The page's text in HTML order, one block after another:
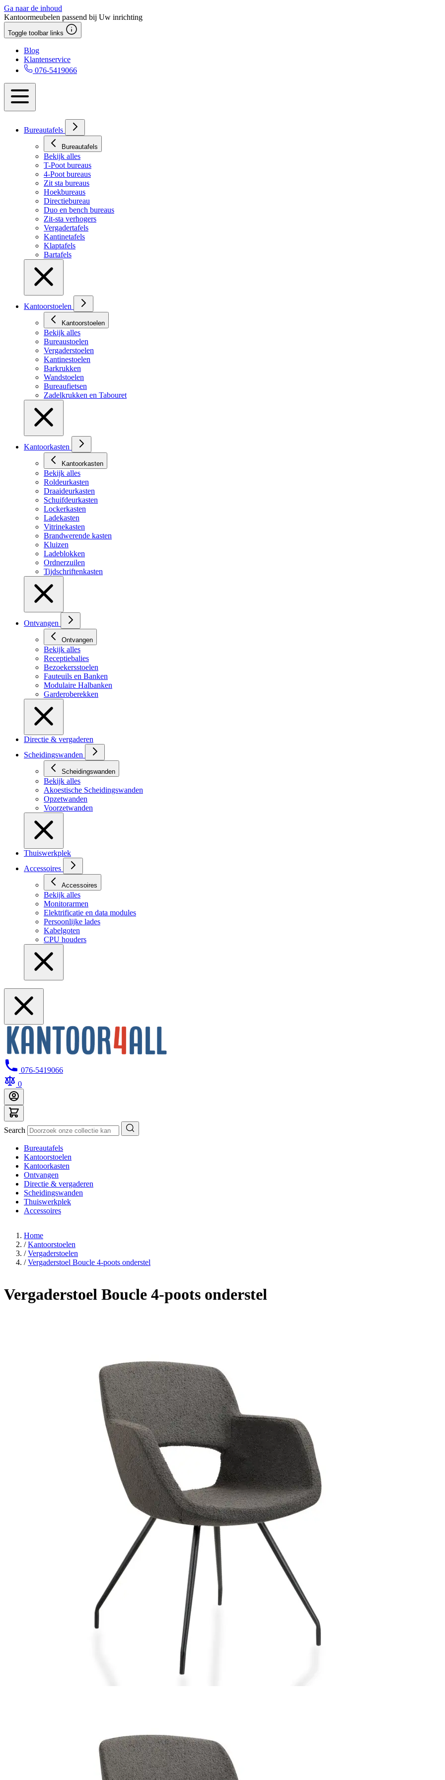
Ga naar de inhoud
Kantoormeubelen passend bij Uw inrichting
Toggle toolbar links
Blog
Klantenservice
076-5419066
Bureautafels
Bureautafels
Bekijk alles
T-Poot bureaus
4-Poot bureaus
Zit sta bureaus
Hoekbureaus
Directiebureau
Duo en bench bureaus
Zit-sta verhogers
Vergadertafels
Kantinetafels
Klaptafels
Bartafels
Kantoorstoelen
Kantoorstoelen
Bekijk alles
Bureaustoelen
Vergaderstoelen
Kantinestoelen
Barkrukken
Wandstoelen
Bureaufietsen
Zadelkrukken en Tabouret
Kantoorkasten
Kantoorkasten
Bekijk alles
Roldeurkasten
Draaideurkasten
Schuifdeurkasten
Lockerkasten
Ladekasten
Vitrinekasten
Brandwerende kasten
Kluizen
Ladeblokken
Ordnerzuilen
Tijdschriftenkasten
Ontvangen
Ontvangen
Bekijk alles
Receptiebalies
Bezoekersstoelen
Fauteuils en Banken
Modulaire Halbanken
Garderoberekken
Directie & vergaderen
Scheidingswanden
Scheidingswanden
Bekijk alles
Akoestische Scheidingswanden
Opzetwanden
Voorzetwanden
Thuiswerkplek
Accessoires
Accessoires
Bekijk alles
Monitorarmen
Elektrificatie en data modules
Persoonlijke lades
Kabelgoten
CPU houders
076-5419066
0
Search
Bureautafels
Kantoorstoelen
Kantoorkasten
Ontvangen
Directie & vergaderen
Scheidingswanden
Thuiswerkplek
Accessoires
Home
/ Kantoorstoelen
/ Vergaderstoelen
/ Vergaderstoel Boucle 4-poots onderstel
Vergaderstoel Boucle 4-poots onderstel